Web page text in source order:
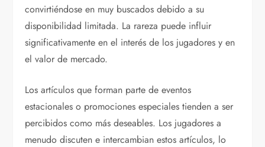
convirtiéndose en muy buscados debido a su
disponibilidad limitada. La rareza puede influir
significativamente en el interés de los jugadores y en
el valor de mercado.
Los artículos que forman parte de eventos
estacionales o promociones especiales tienden a ser
percibidos como más deseables. Los jugadores a
menudo discuten e intercambian estos artículos, lo